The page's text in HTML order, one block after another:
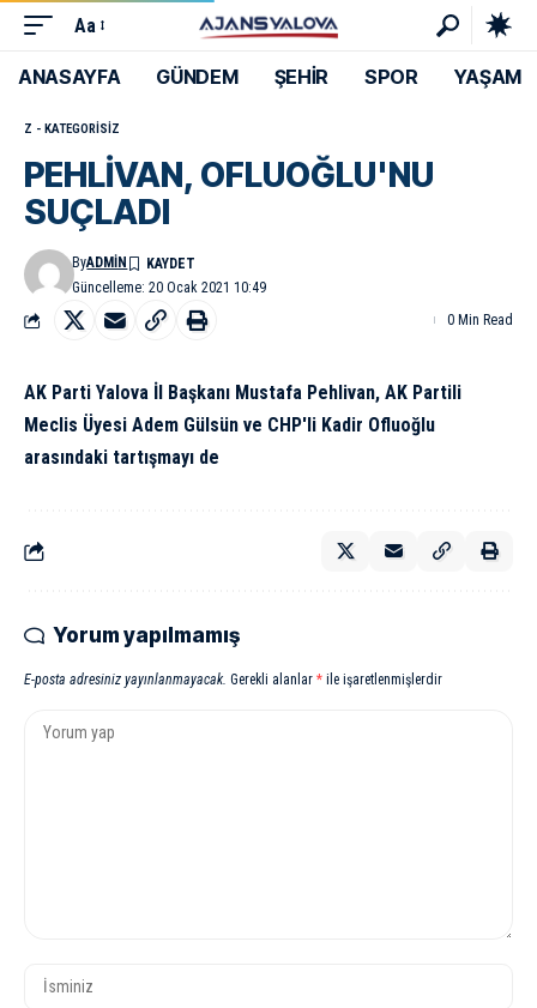
Aa
ANASAYFA GÜNDEM ŞEHİR SPOR YAŞAM
Z - KATEGORISIZ
PEHLİVAN, OFLUOĞLU'NU
SUÇLADI
Güncelleme: 20 Ocak 2021 10:49
ByADMIN
0 Min Read
AK Parti Yalova İl Başkanı Mustafa Pehlivan, AK Partili
Meclis Üyesi Adem Gülsün ve CHP'li Kadir Ofluoğlu
arasındaki tartışmayı de
Yorum yapılmamış
E-posta adresiniz yayınlanmayacak. Gerekli alanlar * ile işaretlenmişlerdir